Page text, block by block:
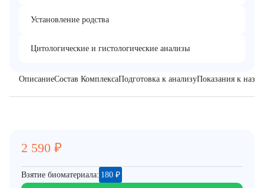
Установление родства
Цитологические и гистологические анализы
ОписаниеСостав КомплексаПодготовка к анализуПоказания к
2 590 ₽
Взятие биоматериала: 180 ₽